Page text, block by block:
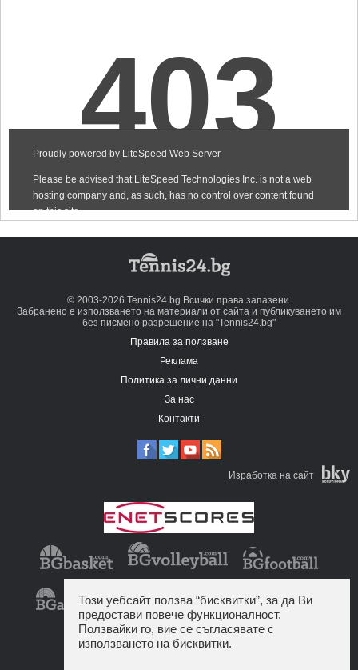
© 2003-2026 Tennis24.bg Всички права запазени.
Забранено е използването на материали от сайта и публикуването им
без писмено разрешение на "Tennis24.bg"
Правила за ползване
Реклама
Политика за лични данни
За нас
Контакти
Изработка на сайт
Този уебсайт ползва “бисквитки”, за да Ви
предостави повече функционалност.
Ползвайки го, вие се съгласявате с
използването на бисквитки.